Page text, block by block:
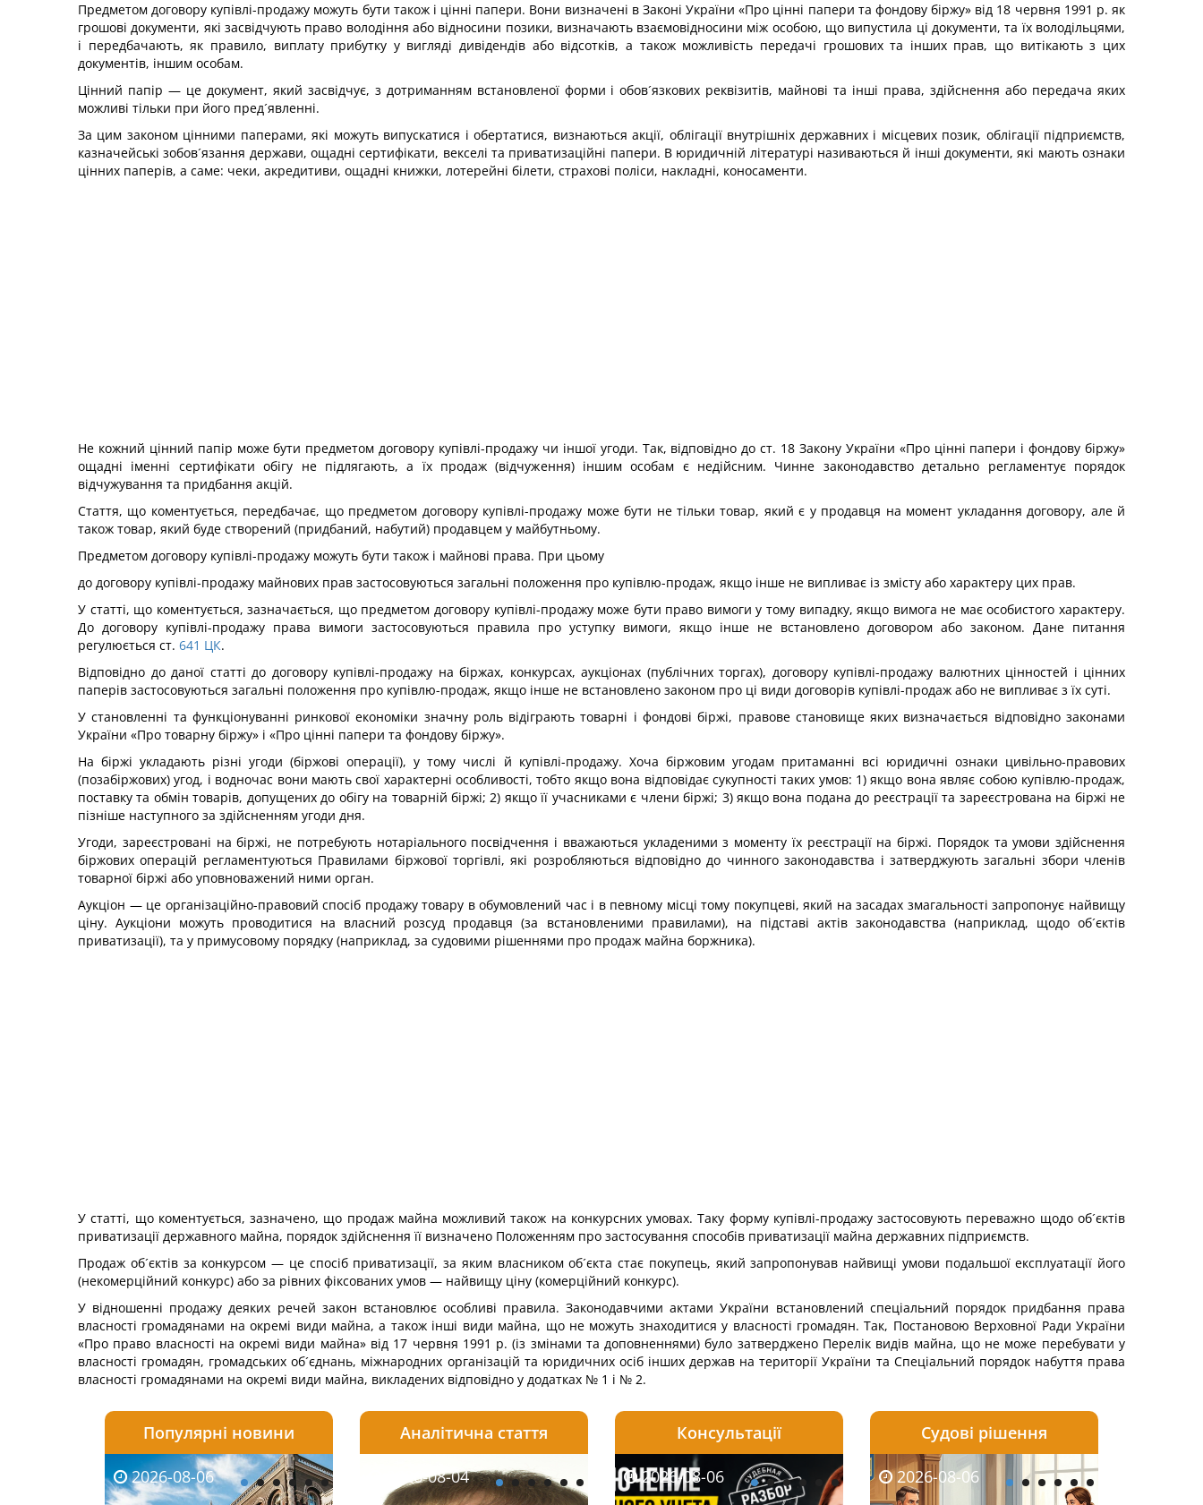
Предметом договору купівлі-продажу можуть бути також і цінні папери. Вони визначені в Законі України «Про цінні папери та фондову біржу» від 18 червня 1991 р. як
грошові документи, які засвідчують право володіння або відносини позики, визначають взаємовідносини між особою, що випустила ці документи, та їх володільцями,
і передбачають, як правило, виплату прибутку у вигляді дивідендів або відсотків, а також можливість передачі грошових та інших прав, що витікають з цих
документів, іншим особам.
Цінний папір — це документ, який засвідчує, з дотриманням встановленої форми і обов´язкових реквізитів, майнові та інші права, здійснення або передача яких
можливі тільки при його пред´явленні.
За цим законом цінними паперами, які можуть випускатися і обертатися, визнаються акції, облігації внутрішніх державних і місцевих позик, облігації підприємств,
казначейські зобов´язання держави, ощадні сертифікати, векселі та приватизаційні папери. В юридичній літературі називаються й інші документи, які мають ознаки
цінних паперів, а саме: чеки, акредитиви, ощадні книжки, лотерейні білети, страхові поліси, накладні, коносаменти.
Не кожний цінний папір може бути предметом договору купівлі-продажу чи іншої угоди. Так, відповідно до ст. 18 Закону України «Про цінні папери і фондову біржу»
ощадні іменні сертифікати обігу не підлягають, а їх продаж (відчуження) іншим особам є недійсним. Чинне законодавство детально регламентує порядок
відчужування та придбання акцій.
Стаття, що коментується, передбачає, що предметом договору купівлі-продажу може бути не тільки товар, який є у продавця на момент укладання договору, але й
також товар, який буде створений (придбаний, набутий) продавцем у майбутньому.
Предметом договору купівлі-продажу можуть бути також і майнові права. При цьому
до договору купівлі-продажу майнових прав застосовуються загальні положення про купівлю-продаж, якщо інше не випливає із змісту або характеру цих прав.
У статті, що коментується, зазначається, що предметом договору купівлі-продажу може бути право вимоги у тому випадку, якщо вимога не має особистого характеру.
До договору купівлі-продажу права вимоги застосовуються правила про уступку вимоги, якщо інше не встановлено договором або законом. Дане питання
регулюється ст. 641 ЦК.
Відповідно до даної статті до договору купівлі-продажу на біржах, конкурсах, аукціонах (публічних торгах), договору купівлі-продажу валютних цінностей і цінних
паперів застосовуються загальні положення про купівлю-продаж, якщо інше не встановлено законом про ці види договорів купівлі-продаж або не випливає з їх суті.
У становленні та функціонуванні ринкової економіки значну роль відіграють товарні і фондові біржі, правове становище яких визначається відповідно законами
України «Про товарну біржу» і «Про цінні папери та фондову біржу».
На біржі укладають різні угоди (біржові операції), у тому числі й купівлі-продажу. Хоча біржовим угодам притаманні всі юридичні ознаки цивільно-правових
(позабіржових) угод, і водночас вони мають свої характерні особливості, тобто якщо вона відповідає сукупності таких умов: 1) якщо вона являє собою купівлю-продаж,
поставку та обмін товарів, допущених до обігу на товарній біржі; 2) якщо її учасниками є члени біржі; 3) якщо вона подана до реєстрації та зареєстрована на біржі не
пізніше наступного за здійсненням угоди дня.
Угоди, зареєстровані на біржі, не потребують нотаріального посвідчення і вважаються укладеними з моменту їх реєстрації на біржі. Порядок та умови здійснення
біржових операцій регламентуються Правилами біржової торгівлі, які розробляються відповідно до чинного законодавства і затверджують загальні збори членів
товарної біржі або уповноважений ними орган.
Аукціон — це організаційно-правовий спосіб продажу товару в обумовлений час і в певному місці тому покупцеві, який на засадах змагальності запропонує найвищу
ціну. Аукціони можуть проводитися на власний розсуд продавця (за встановленими правилами), на підставі актів законодавства (наприклад, щодо об´єктів
приватизації), та у примусовому порядку (наприклад, за судовими рішеннями про продаж майна боржника).
У статті, що коментується, зазначено, що продаж майна можливий також на конкурсних умовах. Таку форму купівлі-продажу застосовують переважно щодо об´єктів
приватизації державного майна, порядок здійснення її визначено Положенням про застосування способів приватизації майна державних підприємств.
Продаж об´єктів за конкурсом — це спосіб приватизації, за яким власником об´єкта стає покупець, який запропонував найвищі умови подальшої експлуатації його
(некомерційний конкурс) або за рівних фіксованих умов — найвищу ціну (комерційний конкурс).
У відношенні продажу деяких речей закон встановлює особливі правила. Законодавчими актами України встановлений спеціальний порядок придбання права
власності громадянами на окремі види майна, а також інші види майна, що не можуть знаходитися у власності громадян. Так, Постановою Верховної Ради України
«Про право власності на окремі види майна» від 17 червня 1991 р. (із змінами та доповненнями) було затверджено Перелік видів майна, що не може перебувати у
власності громадян, громадських об´єднань, міжнародних організацій та юридичних осіб інших держав на території України та Спеціальний порядок набуття права
власності громадянами на окремі види майна, викладених відповідно у додатках № 1 і № 2.
Популярні новини
2026-08-06 2026-08-06 2026-08-06 2026-08-05 2026-08-05
Аналітична стаття
2026-08-03 2026-08-04 2026-08-04 2026-08-03 2026-08-03
Консультації
2026-08-05 2026-08-06 2026-08-06 2026-08-06
Судові рішення
2026-07-30 2026-08-06